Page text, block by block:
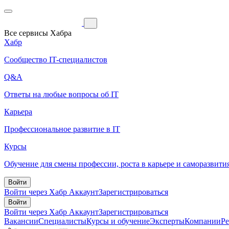
Все сервисы Хабра
Хабр
Сообщество IT-специалистов
Q&A
Ответы на любые вопросы об IT
Карьера
Профессиональное развитие в IT
Курсы
Обучение для смены профессии, роста в карьере и
Войти
Войти через Хабр АккаунтЗарегистрироваться
Войти
Войти через Хабр АккаунтЗарегистрироваться
ВакансииСпециалистыКурсы и обучениеЭкспертыКомпании